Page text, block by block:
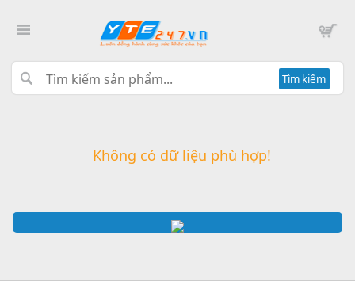
Tìm kiếm
Không có dữ liệu phù hợp!